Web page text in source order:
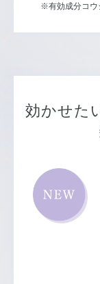
※有効成分コウ
効かせた